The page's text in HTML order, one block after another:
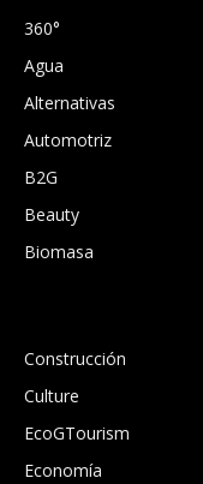
360°
Agua
Alternativas
Automotriz
B2G
Beauty
Biomasa
Construcción
Culture
EcoGTourism
Economía